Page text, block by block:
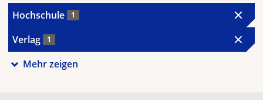
Hochschule 1
Verlag 1
Mehr zeigen